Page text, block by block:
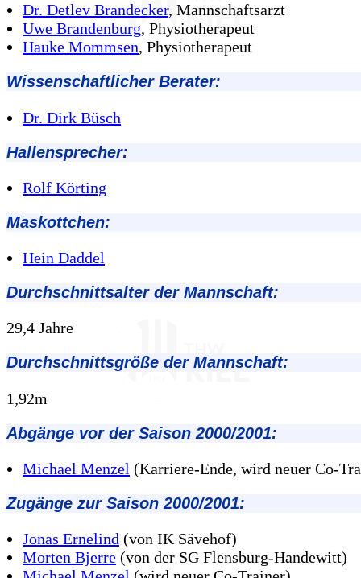
Dr. Detlev Brandecker, Mannschaftsarzt
Uwe Brandenburg, Physiotherapeut
Hauke Mommsen, Physiotherapeut
Wissenschaftlicher Berater:
Dr. Dirk Büsch
Hallensprecher:
Rolf Körting
Maskottchen:
Hein Daddel
Durchschnittsalter der Mannschaft:
29,4 Jahre
Durchschnittsgröße der Mannschaft:
1,92m
Abgänge vor der Saison 2000/2001:
Michael Menzel (Karriere-Ende, wird neuer Co-
Zugänge zur Saison 2000/2001:
Jonas Ernelind (von IK Sävehof)
Morten Bjerre (von der SG Flensburg-Handewitt)